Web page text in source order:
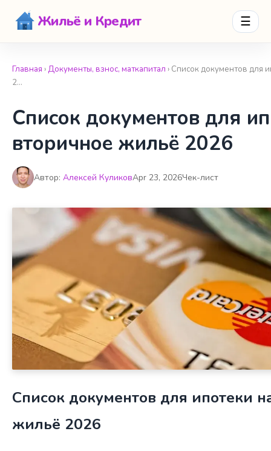
Жильё и Кредит ☰
Главная ›Документы, взнос, маткапитал › Список документов для
2…
Список документов для
вторичное жильё 2026
Автор: Алексей КуликовApr 23, 2026Чек-лист
Список документов для ипотеки
жильё 2026